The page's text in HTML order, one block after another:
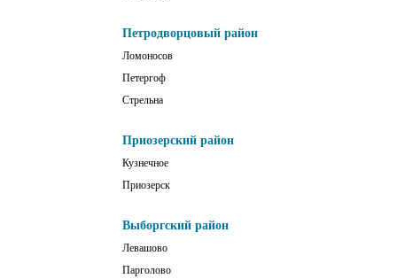
Петродворцовый район
Ломоносов
Петергоф
Стрельна
Приозерский район
Кузнечное
Приозерск
Выборгский район
Левашово
Парголово